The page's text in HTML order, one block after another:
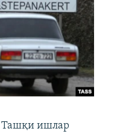
Ташқи ишлар